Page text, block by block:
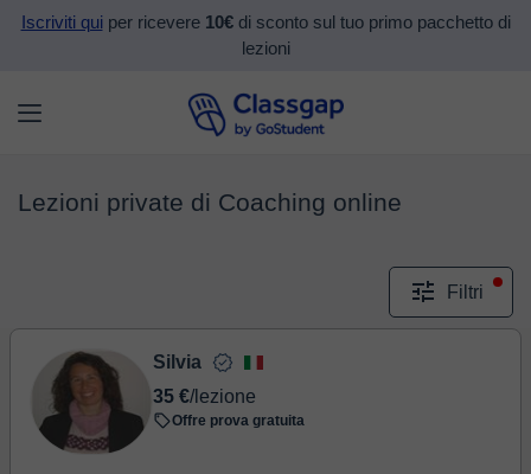
Iscriviti quiper ricevere 10€di sconto sul tuo primo pacchetto di
lezioni
Lezioni private di Coaching online
Filtri
Silvia
35 €/lezione
Offre prova gratuita